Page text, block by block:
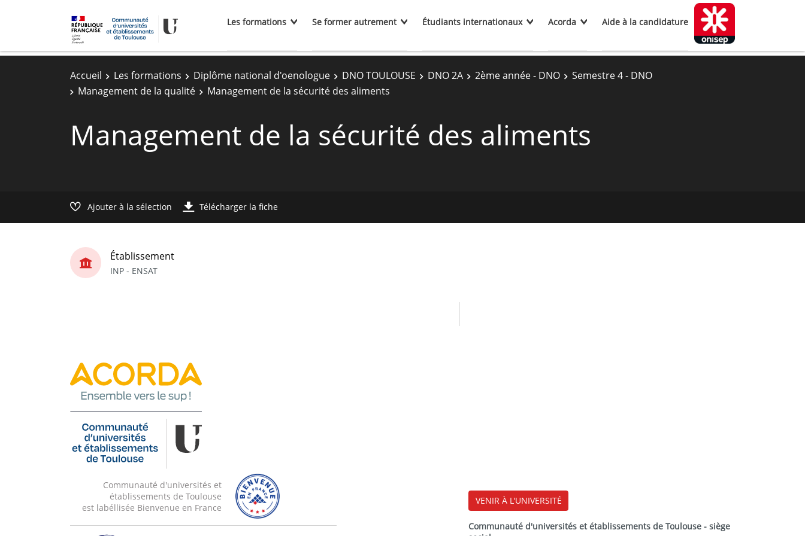
Les formations Se former autrement Étudiants internationaux Acorda Aide à la candidature
Accueil Les formations Diplôme national d'oenologue DNO TOULOUSE DNO 2A 2ème année - DNO
Semestre 4 - DNO
Management de la qualité
Management de la sécurité des aliments
Management de la sécurité des aliments
Ajouter à la sélection Télécharger la fiche
Établissement
INP - ENSAT
Communauté d'universités et
établissements de Toulouse
est labéllisée Bienvenue en France
VENIR À L'UNIVERSITÉ
Communauté d'universités et établissements de Toulouse - siège